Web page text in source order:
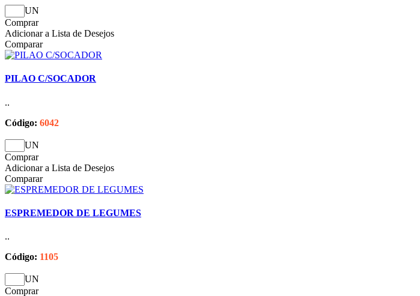
UN
Comprar
Adicionar a Lista de Desejos
Comparar
PILAO C/SOCADOR
..
Código: 6042
UN
Comprar
Adicionar a Lista de Desejos
Comparar
ESPREMEDOR DE LEGUMES
..
Código: 1105
UN
Comprar